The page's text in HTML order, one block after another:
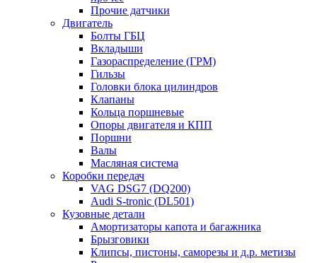
Прочие датчики
Двигатель
Болты ГБЦ
Вкладыши
Газораспределение (ГРМ)
Гильзы
Головки блока цилиндров
Клапаны
Кольца поршневые
Опоры двигателя и КПП
Поршни
Валы
Масляная система
Коробки передач
VAG DSG7 (DQ200)
Audi S-tronic (DL501)
Кузовные детали
Амортизаторы капота и багажника
Брызговики
Клипсы, пистоны, саморезы и д.р. метизы